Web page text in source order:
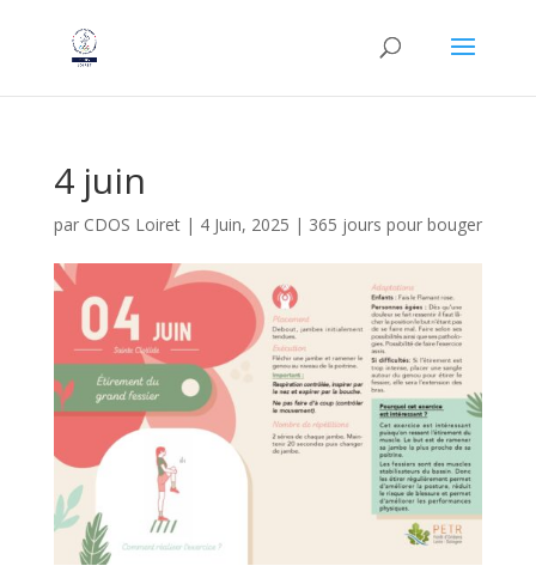
4 juin
par CDOS Loiret| 4 Juin, 2025 | 365 jours pour bouger